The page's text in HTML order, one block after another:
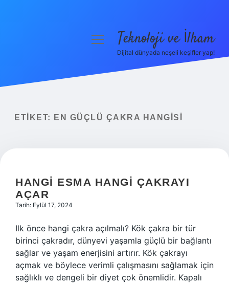
Yasal Uyarı
menüyüTeknoloji ve İlham
Dijital dünyada neşeli keşifler yap!
ETIKET: EN GÜÇLÜ ÇAKRA HANGISI
HANGI ESMA HANGI ÇAKRAYI
AÇAR
Tarih: Eylül 17, 2024
Ilk önce hangi çakra açılmalı? Kök çakra bir tür
birinci çakradır, dünyevi yaşamla güçlü bir bağlantı
sağlar ve yaşam enerjisini artırır. Kök çakrayı
açmak ve böylece verimli çalışmasını sağlamak için
sağlıklı ve dengeli bir diyet çok önemlidir. Kapalı